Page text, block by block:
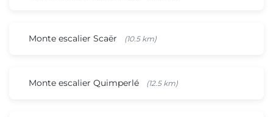
Monte escalier Scaër (10.5 km)
Monte escalier Quimperlé (12.5 km)